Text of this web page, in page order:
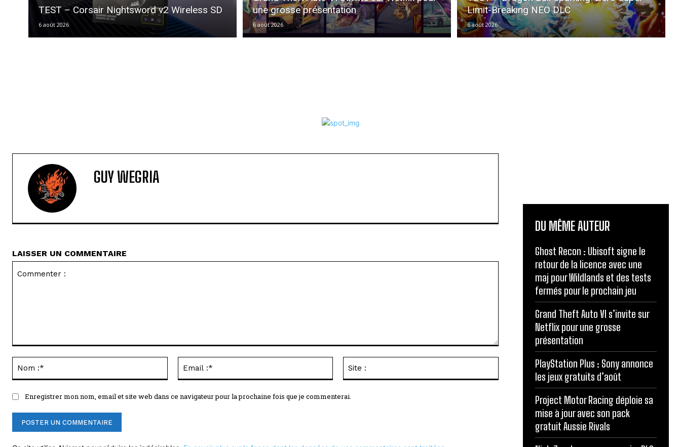
TEST – Corsair Nightsword v2 Wireless SD
6 août 2026
une grosse présentation
6 août 2026
Limit-Breaking NEO DLC
6 août 2026
GUY WEGRIA
LAISSER UN COMMENTAIRE
Enregistrer mon nom, email et site web dans ce navigateur pour la prochaine fois que je commenterai.
DU MÊME AUTEUR
Ghost Recon : Ubisoft signe le
retour de la licence avec une
maj pour Wildlands et des tests
fermés pour le prochain jeu
Grand Theft Auto VI s’invite sur
Netflix pour une grosse
présentation
PlayStation Plus : Sony annonce
les jeux gratuits d’août
Project Motor Racing déploie sa
mise à jour avec son pack
gratuit Aussie Rivals